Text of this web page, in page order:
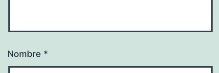
Nombre *